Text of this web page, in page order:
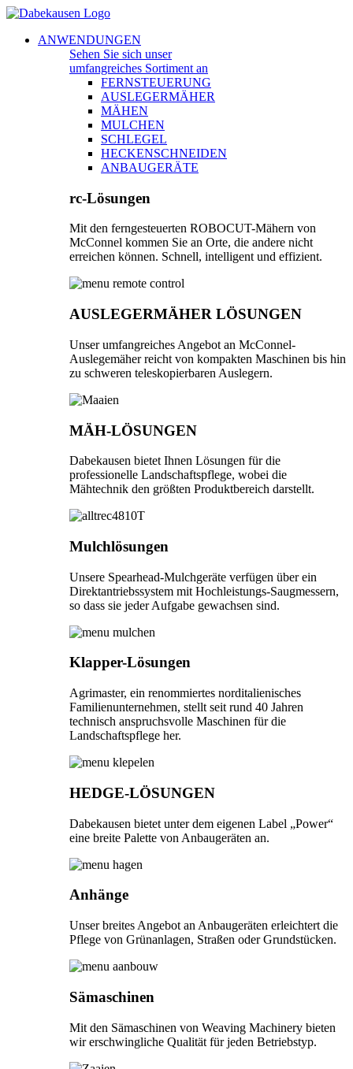
Zum
springen
Main
ANWENDUNGEN
Sehen Sie sich unser
umfangreiches Sortiment an
FERNSTEUERUNG
AUSLEGERMÄHER
MÄHEN
MULCHEN
SCHLEGEL
HECKENSCHNEIDEN
ANBAUGERÄTE
rc-Lösungen
Mit den ferngesteuerten ROBOCUT-Mähern von
McConnel kommen Sie an Orte, die andere nicht
erreichen können. Schnell, intelligent und effizient.
AUSLEGERMÄHER LÖSUNGEN
Unser umfangreiches Angebot an McConnel-
Auslegemäher reicht von kompakten Maschinen bis hin
zu schweren teleskopierbaren Auslegern.
MÄH-LÖSUNGEN
Dabekausen bietet Ihnen Lösungen für die
professionelle Landschaftspflege, wobei die
Mähtechnik den größten Produktbereich darstellt.
Mulchlösungen
Unsere Spearhead-Mulchgeräte verfügen über ein
Direktantriebssystem mit Hochleistungs-Saugmessern,
so dass sie jeder Aufgabe gewachsen sind.
Klapper-Lösungen
Agrimaster, ein renommiertes norditalienisches
Familienunternehmen, stellt seit rund 40 Jahren
technisch anspruchsvolle Maschinen für die
Landschaftspflege her.
HEDGE-LÖSUNGEN
Dabekausen bietet unter dem eigenen Label „Power“
eine breite Palette von Anbaugeräten an.
Anhänge
Unser breites Angebot an Anbaugeräten erleichtert die
Pflege von Grünanlagen, Straßen oder Grundstücken.
Sämaschinen
Mit den Sämaschinen von Weaving Machinery bieten
wir erschwingliche Qualität für jeden Betriebstyp.